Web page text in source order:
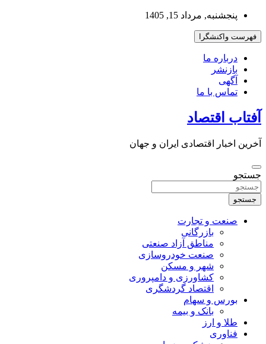
بروید
پنجشنبه, مرداد 15, 1405
فهرست واکنشگرا
درباره ما
بازنشر
آگهی
تماس با ما
آفتاب اقتصاد
آخرین اخبار اقتصادی ایران و جهان
جستجو
جستجو
صنعت و تجارت
بازرگانی
مناطق آزاد صنعتی
صنعت خودروسازی
شهر و مسکن
کشاورزی و دامپروری
اقتصاد گردشگری
بورس و سهام
بانک و بیمه
طلا و ارز
فناوری